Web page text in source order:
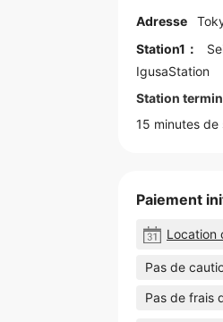
Adresse
Station1：
IgusaStation
Station
15 minutes de
Paiement
Location
Pas de
Pas de frais